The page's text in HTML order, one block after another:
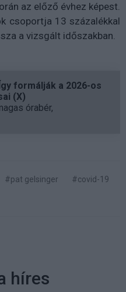
az előző évhez képest.
csoportja 13 százalékkal
a vizsgált időszakban.
formálják a 2026-os
(X)
órabér,
#pat gelsinger
#covid-19
híres